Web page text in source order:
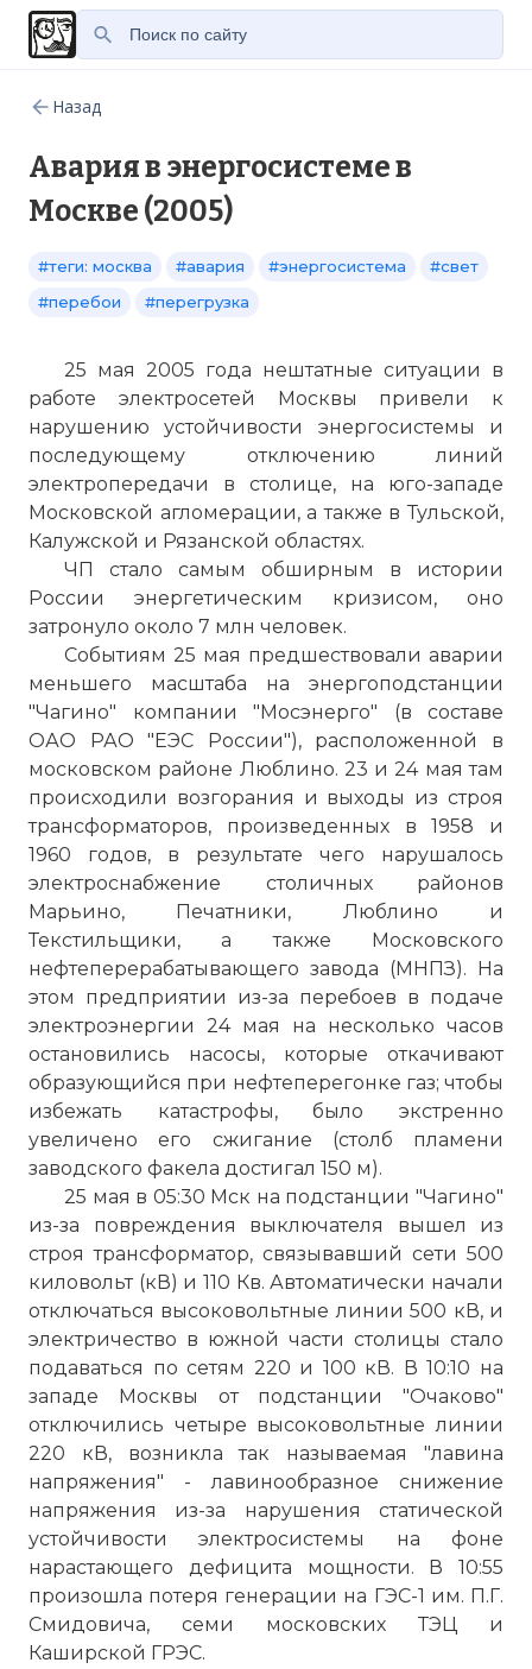
Назад
Авария в энергосистеме в
Москве (2005)
#теги: москва #авария #энергосистема
#свет
#перебои
#перегрузка
25 мая 2005 года нештатные ситуации в
работе электросетей Москвы привели к
нарушению устойчивости энергосистемы и
последующему отключению линий
электропередачи в столице, на юго-западе
Московской агломерации, а также в Тульской,
Калужской и Рязанской областях.
ЧП стало самым обширным в истории
России энергетическим кризисом, оно
затронуло около 7 млн человек.
Событиям 25 мая предшествовали аварии
меньшего масштаба на энергоподстанции
"Чагино" компании "Мосэнерго" (в составе
ОАО РАО "ЕЭС России"), расположенной в
московском районе Люблино. 23 и 24 мая там
происходили возгорания и выходы из строя
трансформаторов, произведенных в 1958 и
1960 годов, в результате чего нарушалось
электроснабжение столичных районов
Марьино, Печатники, Люблино и
Текстильщики, а также Московского
нефтеперерабатывающего завода (МНПЗ). На
этом предприятии из-за перебоев в подаче
электроэнергии 24 мая на несколько часов
остановились насосы, которые откачивают
образующийся при нефтеперегонке газ; чтобы
избежать катастрофы, было экстренно
увеличено его сжигание (столб пламени
заводского факела достигал 150 м).
25 мая в 05:30 Мск на подстанции "Чагино"
из-за повреждения выключателя вышел из
строя трансформатор, связывавший сети 500
киловольт (кВ) и 110 Кв. Автоматически начали
отключаться высоковольтные линии 500 кВ, и
электричество в южной части столицы стало
подаваться по сетям 220 и 100 кВ. В 10:10 на
западе Москвы от подстанции "Очаково"
отключились четыре высоковольтные линии
220 кВ, возникла так называемая "лавина
напряжения" - лавинообразное снижение
напряжения из-за нарушения статической
устойчивости электросистемы на фоне
нарастающего дефицита мощности. В 10:55
произошла потеря генерации на ГЭС-1 им. П.Г.
Смидовича, семи московских ТЭЦ и
Каширской ГРЭС.